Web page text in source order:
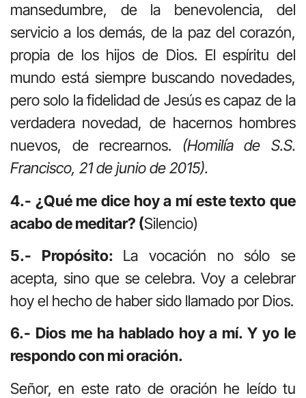
mansedumbre, de la benevolencia, del
servicio a los demás, de la paz del corazón,
propia de los hijos de Dios. El espíritu del
mundo está siempre buscando novedades,
pero solo la fidelidad de Jesús es capaz de la
verdadera novedad, de hacernos hombres
nuevos, de recrearnos. (Homilía de S.S.
Francisco, 21 de junio de 2015).
4.- ¿Qué me dice hoy a mí este texto que
acabo de meditar? (Silencio)
5.- Propósito: La vocación no sólo se
acepta, sino que se celebra. Voy a celebrar
hoy el hecho de haber sido llamado por Dios.
6.- Dios me ha hablado hoy a mí. Y yo le
respondo con mi oración.
Señor, en este rato de oración he leído tu